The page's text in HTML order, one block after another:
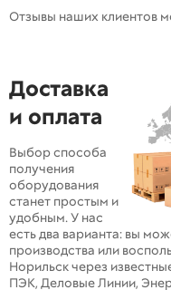
Отзывы наших клиентов
Доставка
и оплата
Выбор способа
получения
оборудования
станет простым и
удобным. У нас
есть два варианта: вы
производства или
Норильск через
ПЭК, Деловые Линии,